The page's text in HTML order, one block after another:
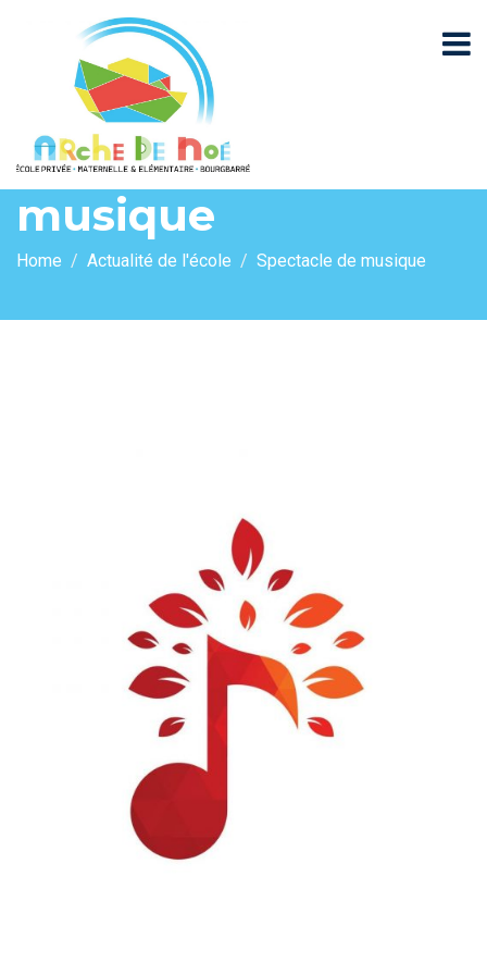
Spectacle de
musique
Home Actualité de l'école Spectacle de musique